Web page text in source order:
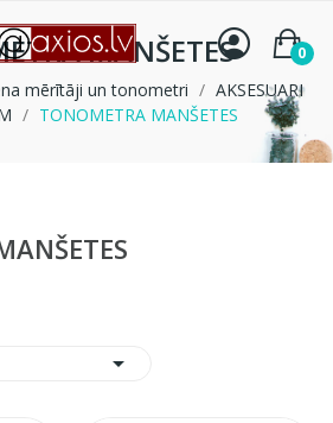
0
MANŠETES
mērītāji un tonometri
AKSESUARI
TONOMETRA MANŠETES
